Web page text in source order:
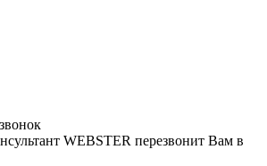
WEBSTER перезвонит Вам в